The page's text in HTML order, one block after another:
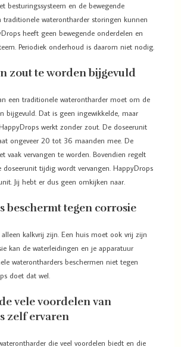
besturingssysteem en de bewegende
traditionele waterontharder storingen kunnen
heeft geen bewegende onderdelen en
Periodiek onderhoud is daarom niet nodig.
zout te worden bijgevuld
een traditionele waterontharder moet om de
bijgevuld. Dat is geen ingewikkelde, maar
werkt zonder zout. De doseerunit
ongeveer 20 tot 36 maanden mee. De
vaak vervangen te worden. Bovendien regelt
doseerunit tijdig wordt vervangen. HappyDrops
Jij hebt er dus geen omkijken naar.
beschermt tegen corrosie
kalkvrij zijn. Een huis moet ook vrij zijn
kan de waterleidingen en je apparatuur
waterontharders beschermen niet tegen
doet dat wel.
vele voordelen van
zelf ervaren
die veel voordelen biedt en die